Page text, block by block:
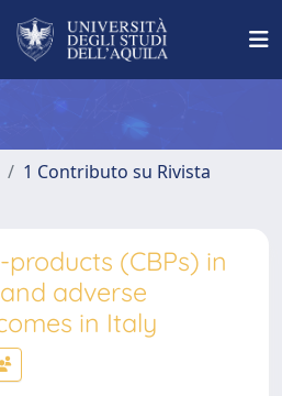
1 Contributo su Rivista
(CBPs) in
adverse
in Italy